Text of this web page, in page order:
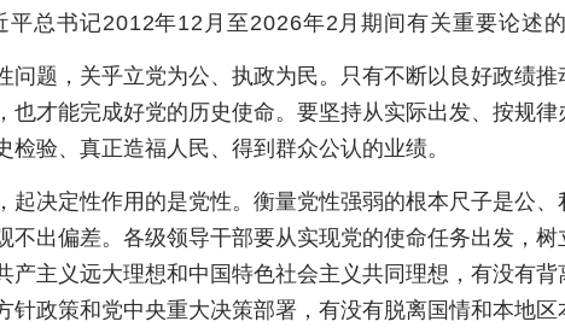
平总书记2012年12月至2026年2月期间有关重要论述的
问题，关乎立党为公、执政为民。只有不断以良好政绩推
也才能完成好党的历史使命。要坚持从实际出发、按规律
验、真正造福人民、得到群众公认的业绩。
起决定性作用的是党性。衡量党性强弱的根本尺子是公、
不出偏差。各级领导干部要从实现党的使命任务出发，树
主义远大理想和中国特色社会主义共同理想，有没有背
针政策和党中央重大决策部署，有没有脱离国情和本地区